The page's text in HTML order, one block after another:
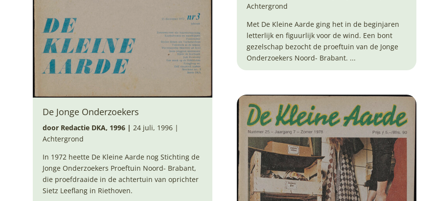
De Jonge Onderzoekers
door Redactie DKA, 1996 |24 juli, 1996 |
Achtergrond
In 1972 heette De Kleine Aarde nog Stichting de
Jonge Onderzoekers Proeftuin Noord- Brabant,
die proefdraaide in de achtertuin van oprichter
Sietz Leeflang in Riethoven.
Achtergrond
Met De Kleine Aarde ging het in de beginjaren
letterlijk en figuurlijk voor de wind. Een bont
gezelschap bezocht de proeftuin van de Jonge
Onderzoekers Noord- Brabant. ...